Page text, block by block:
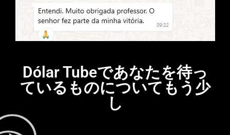
Dólar Tubeであなたを待っ
ているものについてもう少
し